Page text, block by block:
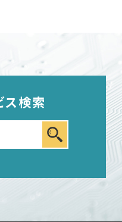
中文
ス検索